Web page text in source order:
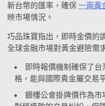
新台幣的匯率，確保 一兩黃
映市場情況。
巧品珠寶指出，即時金價的
全球金融市場對黃金避險需
即時報價機制確保了
格，能與國際貴金屬交易
銀樓公會掛牌價作為